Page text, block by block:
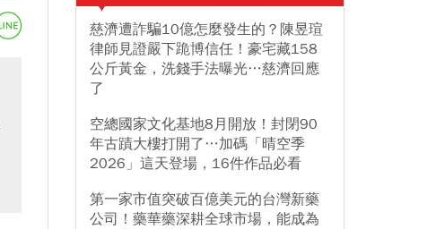
慈濟遭詐騙10億怎麼發生的？陳昱瑄
律師見證嚴下跪博信任！豪宅藏158
公斤黃金，洗錢手法曝光…慈濟回應
了
空總國家文化基地8月開放！封閉90
年古蹟大樓打開了…加碼「晴空季
2026」這天登場，16件作品必看
第一家市值突破百億美元的台灣新藥
公司！藥華藥深耕全球市場，能成為